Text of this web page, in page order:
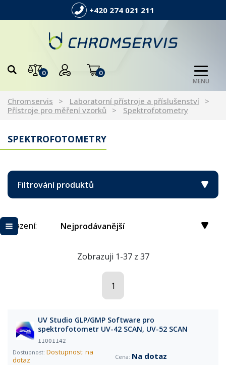
+420 274 021 211
0 0
MENU
Chromservis
Laboratorní přístroje a příslušenství
Přístroje pro měření vzorků
Spektrofotometry
SPEKTROFOTOMETRY
Filtrování produktů
Řazení: Nejprodávanější
Zobrazuji 1-37 z 37
1
UV Studio GLP/GMP Software pro
spektrofotometr UV-42 SCAN, UV-52 SCAN
11001142
Dostupnost: na
dotaz
Na dotaz